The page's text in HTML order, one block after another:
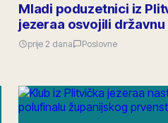
Mladi poduzetnici iz
jezeraa osvojili
prije 2 dana Poslovne